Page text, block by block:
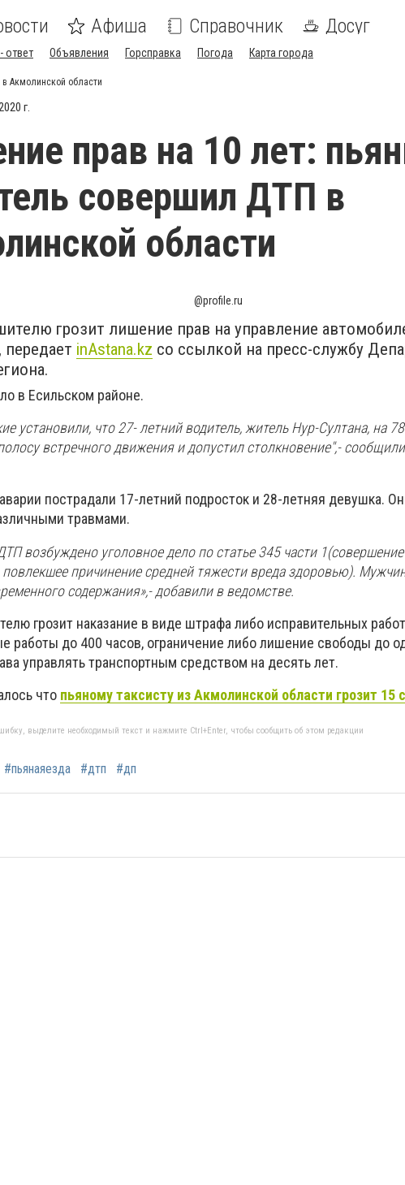
Афиша Справочник Досуг
ответ Объявления Горсправка Погода Карта города
Акмолинской области
г.
прав на 10 лет:
совершил ДТП в
области
@profile.ru
грозит лишение прав на управление
передает inAstana.kz со ссылкой на пресс-службу
в Есильском районе.
установили, что 27- летний водитель, житель Нур-Султана, на
встречного движения и допустил столкновение",-
пострадали 17-летний подросток и 28-летняя девушка.
травмами.
возбуждено уголовное дело по статье 345 части
повлекшее причинение средней тяжести вреда здоровью).
содержания»,- добавили в ведомстве.
грозит наказание в виде штрафа либо исправительных
работы до 400 часов, ограничение либо лишение свободы до
управлять транспортным средством на десять лет.
что пьяному таксисту из Акмолинской области грозит 15
выделите необходимый текст и нажмите Ctrl+Enter, чтобы сообщить об этом редакции
#пьянаяезда #дтп #дп